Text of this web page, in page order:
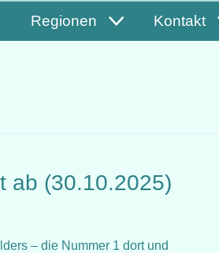
Regionen Kontakt
ab (30.10.2025)
– die Nummer 1 dort und